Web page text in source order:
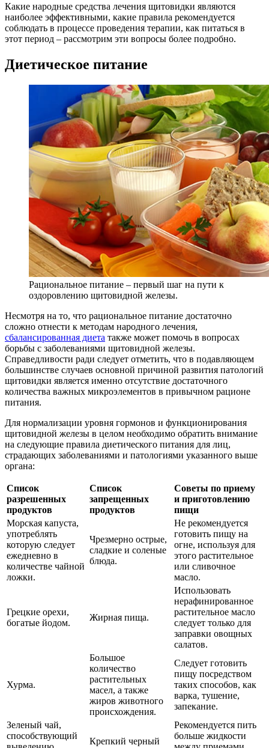
Какие народные средства лечения щитовидки являются
наиболее эффективными, какие правила рекомендуется
соблюдать в процессе проведения терапии, как питаться в
этот период – рассмотрим эти вопросы более подробно.
Диетическое питание
Рациональное питание – первый шаг на пути к
оздоровлению щитовидной железы.
Несмотря на то, что рациональное питание достаточно
сложно отнести к методам народного лечения,
сбалансированная диета также может помочь в вопросах
борьбы с заболеваниями щитовидной железы.
Справедливости ради следует отметить, что в подавляющем
большинстве случаев основной причиной развития патологий
щитовидки является именно отсутствие достаточного
количества важных микроэлементов в привычном рационе
питания.
Для нормализации уровня гормонов и функционирования
щитовидной железы в целом необходимо обратить внимание
на следующие правила диетического питания для лиц,
страдающих заболеваниями и патологиями указанного выше
органа:
Список
разрешенных
продуктов
Список
запрещенных
продуктов
Советы по приему
и приготовлению
пищи
Морская капуста,
употреблять
которую следует
ежедневно в
количестве чайной
ложки.
Чрезмерно острые,
сладкие и соленые
блюда.
Не рекомендуется
готовить пищу на
огне, используя для
этого растительное
или сливочное
масло.
Грецкие орехи,
богатые йодом.
Жирная пища.
Использовать
нерафинированное
растительное масло
следует только для
заправки овощных
салатов.
Хурма.
Большое
количество
растительных
масел, а также
жиров животного
происхождения.
Следует готовить
пищу посредством
таких способов, как
варка, тушение,
запекание.
Зеленый чай,
способствующий
Крепкий черный
Рекомендуется пить
больше жидкости